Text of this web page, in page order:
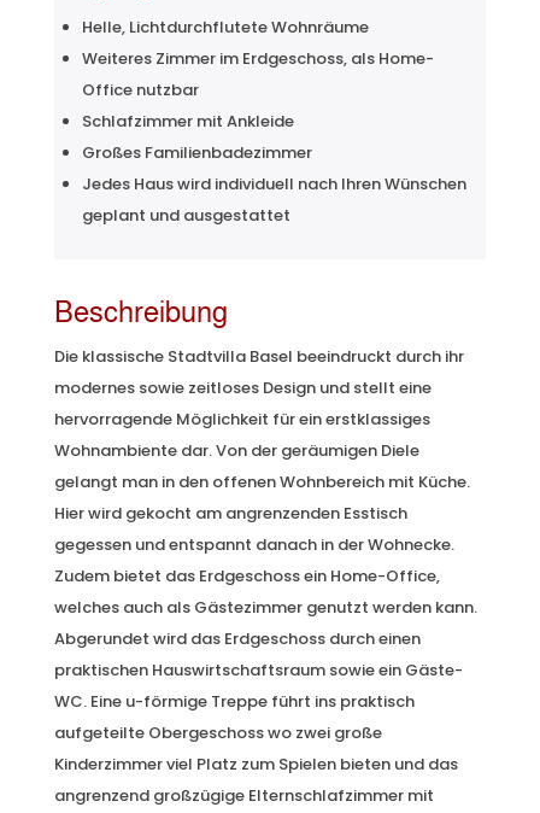
Helle, Lichtdurchflutete Wohnräume
Weiteres Zimmer im Erdgeschoss, als Home-
Office nutzbar
Schlafzimmer mit Ankleide
Großes Familienbadezimmer
Jedes Haus wird individuell nach Ihren Wünschen
geplant und ausgestattet
Beschreibung
Die klassische Stadtvilla Basel beeindruckt durch ihr
modernes sowie zeitloses Design und stellt eine
hervorragende Möglichkeit für ein erstklassiges
Wohnambiente dar. Von der geräumigen Diele
gelangt man in den offenen Wohnbereich mit Küche.
Hier wird gekocht am angrenzenden Esstisch
gegessen und entspannt danach in der Wohnecke.
Zudem bietet das Erdgeschoss ein Home-Office,
welches auch als Gästezimmer genutzt werden kann.
Abgerundet wird das Erdgeschoss durch einen
praktischen Hauswirtschaftsraum sowie ein Gäste-
WC. Eine u-förmige Treppe führt ins praktisch
aufgeteilte Obergeschoss wo zwei große
Kinderzimmer viel Platz zum Spielen bieten und das
angrenzend großzügige Elternschlafzimmer mit